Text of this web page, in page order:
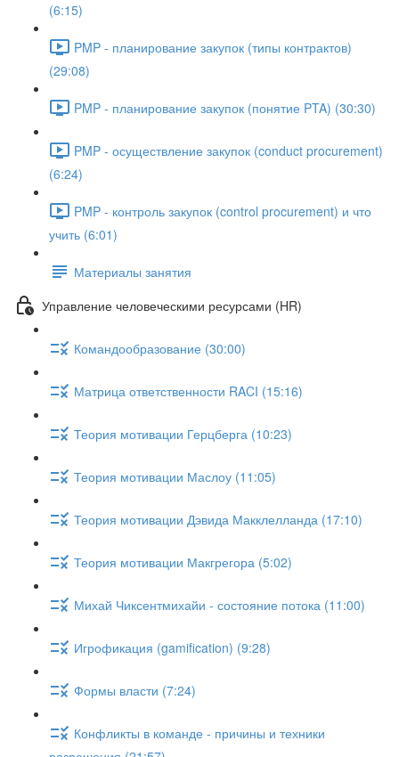
(6:15)
PMP - планирование закупок (типы контрактов)
(29:08)
PMP - планирование закупок (понятие PTA) (30:30)
PMP - осуществление закупок (conduct procurement)
(6:24)
PMP - контроль закупок (control procurement) и что
учить (6:01)
Материалы занятия
Управление человеческими ресурсами (HR)
Командообразование (30:00)
Матрица ответственности RACI (15:16)
Теория мотивации Герцберга (10:23)
Теория мотивации Маслоу (11:05)
Теория мотивации Дэвида Макклелланда (17:10)
Теория мотивации Макгрегора (5:02)
Михай Чиксентмихайи - состояние потока (11:00)
Игрофикация (gamification) (9:28)
Формы власти (7:24)
Конфликты в команде - причины и техники